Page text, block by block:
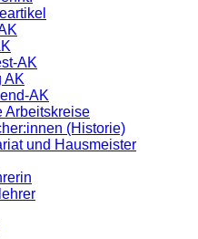
AK
AK
AK
Arbeitskreise
(Historie)
und Hausmeister